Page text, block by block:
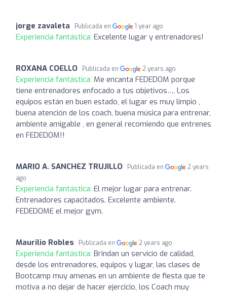
jorge zavaleta Publicada en 1 year ago
Experiencia fantástica: Excelente lugar y entrenadores!
ROXANA COELLO Publicada en 2 years ago
Experiencia fantástica: Me encanta FEDEDOM porque
tiene entrenadores enfocado a tus objetivos…, Los
equipos están en buen estado, el lugar es muy limpio ,
buena atención de los coach, buena música para entrenar,
ambiente amigable , en general recomiendo que entrenes
en FEDEDOM!! ️
MARIO A. SANCHEZ TRUJILLO Publicada en
2 years
ago
Experiencia fantástica: El mejor lugar para entrenar.
Entrenadores capacitados. Excelente ambiente.
FEDEDOME el mejor gym.
Maurilio Robles Publicada en 2 years ago
Experiencia fantástica: Brindan un servicio de calidad,
desde los entrenadores, equipos y lugar, las clases de
Bootcamp muy amenas en un ambiente de fiesta que te
motiva a no dejar de hacer ejercicio, los Coach muy